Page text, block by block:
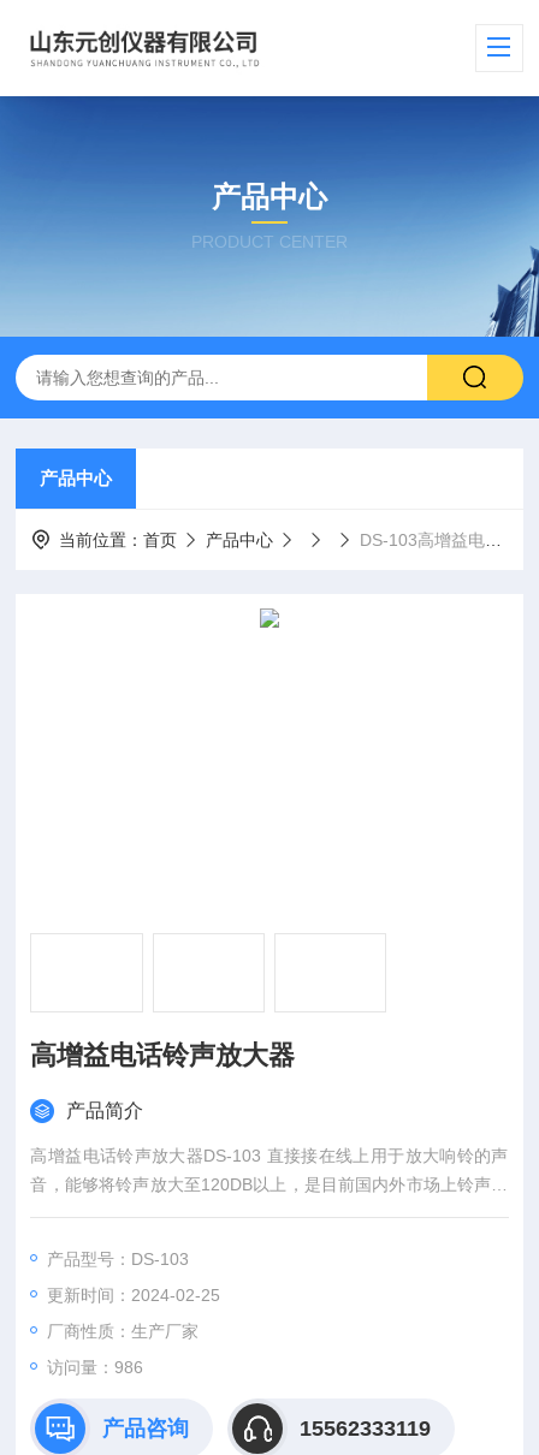
产品中心
PRODUCT CENTER
产品中心
当前位置：首页 产品中心 DS-103高增益电话铃声放大器
高增益电话铃声放大器
产品简介
高增益电话铃声放大器DS-103 直接接在线上用于放大响铃的声
音，能够将铃声放大至120DB以上，是目前国内外市场上铃声响
的放大铃
产品型号：DS-103
更新时间：2024-02-25
厂商性质：生产厂家
访问量：986
产品咨询 15562333119